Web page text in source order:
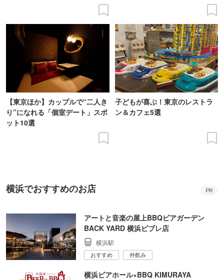
【東京ほか】カップルで“二人き
り”になれる「個室デート」スポ
ット10選
子どもが喜ぶ！東京のレストラ
ン＆カフェ5選
横浜でおすすめのお店 PR
アートと音楽の屋上BBQビアガーデン
BACK YARD 横浜ビブレ店
横浜駅
おすすめ 外飲み
横浜ビアホール×BBQ KIMURAYA